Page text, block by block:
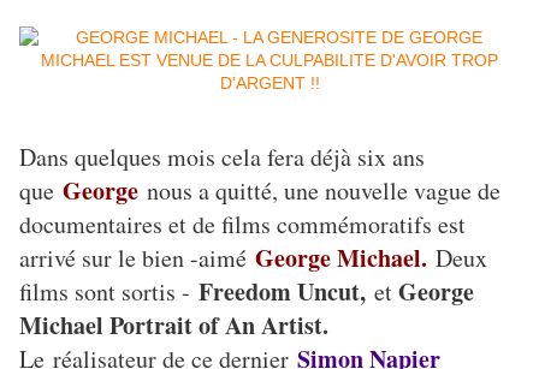
Dans quelques mois cela fera déjà six ans
que George nous a quitté, une nouvelle vague de
documentaires et de films commémoratifs est
arrivé sur le bien -aimé George Michael. Deux
films sont sortis - Freedom Uncut, etGeorge
Michael Portrait of An Artist.
Le réalisateur de ce dernier Simon Napier